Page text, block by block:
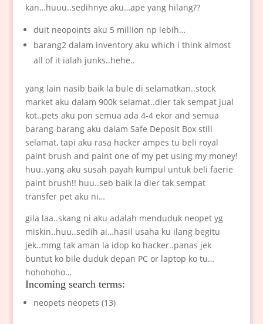
kan…huuu..sedihnye aku…ape yang hilang??
duit neopoints aku 5 million np lebih…
barang2 dalam inventory aku which i think almost
all of it ialah junks..hehe..
yang lain nasib baik la bule di selamatkan..stock
market aku dalam 900k selamat..dier tak sempat jual
kot..pets aku pon semua ada 4-4 ekor and semua
barang-barang aku dalam Safe Deposit Box still
selamat, tapi aku rasa hacker ampes tu beli royal
paint brush and paint one of my pet using my money!
huu..yang aku susah payah kumpul untuk beli faerie
paint brush!! huu..seb baik la dier tak sempat
transfer pet aku ni…
gila laa..skang ni aku adalah menduduk neopet yg
miskin..huu..sedih ai…hasil usaha ku ilang begitu
jek..mmg tak aman la idop ko hacker..panas jek
buntut ko bile duduk depan PC or laptop ko tu…
hohohoho…
Incoming search terms:
neopets neopets (13)